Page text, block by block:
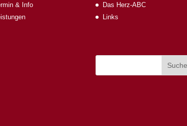
& Info
Das Herz-ABC
Links